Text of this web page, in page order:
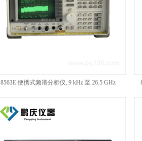
8563E 便携式频谱分析仪, 9 kHz 至 26.5 GHz